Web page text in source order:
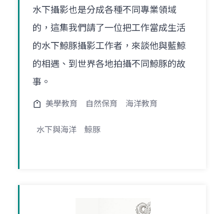
水下攝影也是分成各種不同專業領域
的，這集我們請了一位把工作當成生活
的水下鯨豚攝影工作者，來談他與藍鯨
的相遇、到世界各地拍攝不同鯨豚的故
事。
美學教育 自然保育 海洋教育
水下與海洋 鯨豚